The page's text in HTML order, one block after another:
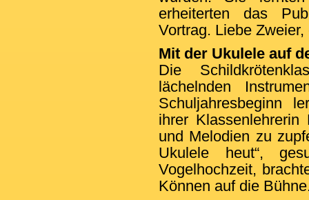
erheiterten das
Vortrag. Liebe
Mit der Ukulele auf
Die
lächelnden
Schuljahresbeginn
ihrer
und Melodien zu
Ukulele heut“,
Vogelhochzeit,
Können auf die